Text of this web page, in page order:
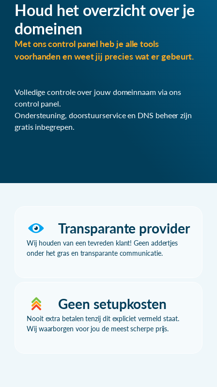
Houd het overzicht over je
domeinen
Met ons control panel heb je alle tools
voorhanden en weet jij precies wat er gebeurt.
Volledige controle over jouw domeinnaam via ons
control panel.
Ondersteuning, doorstuurservice en DNS beheer zijn
gratis inbegrepen.
Transparante provider
Wij houden van een tevreden klant! Geen addertjes
onder het gras en transparante communicatie.
Geen setupkosten
Nooit extra betalen tenzij dit expliciet vermeld staat.
Wij waarborgen voor jou de meest scherpe prijs.